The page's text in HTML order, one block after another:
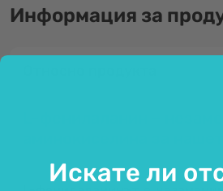
Информация за
Искате ли